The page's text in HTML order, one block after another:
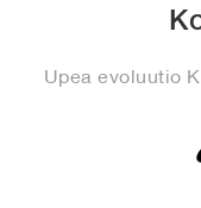
Upea evoluutio